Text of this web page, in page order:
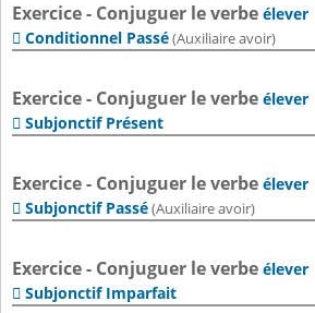
Exercice - Conjuguer le verbe élever
 Conditionnel Passé(Auxiliaire avoir)
Exercice - Conjuguer le verbe élever
 Subjonctif Présent
Exercice - Conjuguer le verbe élever
 Subjonctif Passé(Auxiliaire avoir)
Exercice - Conjuguer le verbe élever
 Subjonctif Imparfait